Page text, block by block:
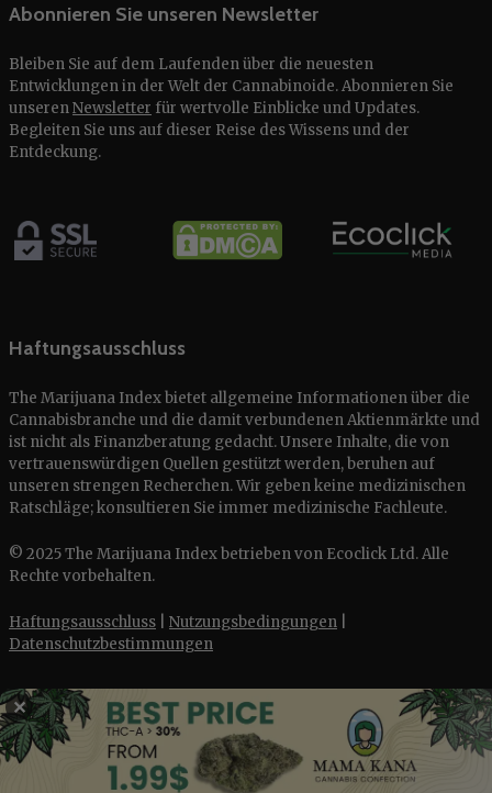
Abonnieren Sie unseren Newsletter
Bleiben Sie auf dem Laufenden über die neuesten
Entwicklungen in der Welt der Cannabinoide. Abonnieren Sie
unserenNewsletter für wertvolle Einblicke und Updates.
Begleiten Sie uns auf dieser Reise des Wissens und der
Entdeckung.
Haftungsausschluss
The Marijuana Index bietet allgemeine Informationen über die
Cannabisbranche und die damit verbundenen Aktienmärkte und
ist nicht als Finanzberatung gedacht. Unsere Inhalte, die von
vertrauenswürdigen Quellen gestützt werden, beruhen auf
unseren strengen Recherchen. Wir geben keine medizinischen
Ratschläge; konsultieren Sie immer medizinische Fachleute.
© 2025 The Marijuana Index betrieben von Ecoclick Ltd. Alle
Rechte vorbehalten.
Haftungsausschluss Nutzungsbedingungen
Datenschutzbestimmungen
English
Français
✕